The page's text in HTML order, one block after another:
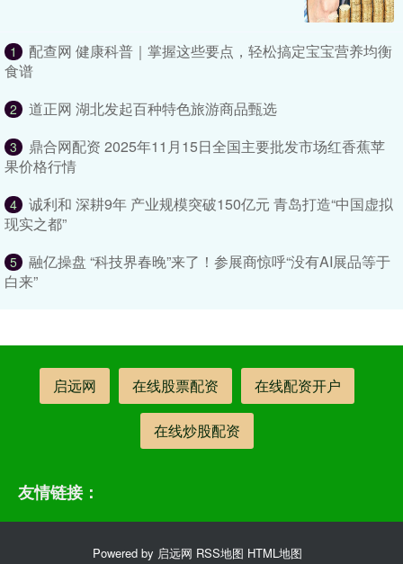
1
配查网 健康科普｜掌握这些要点，轻松搞定宝宝营养均衡
食谱
2 道正网 湖北发起百种特色旅游商品甄选
3
鼎合网配资 2025年11月15日全国主要批发市场红香蕉苹
果价格行情
4
诚利和 深耕9年 产业规模突破150亿元 青岛打造“中国虚拟
现实之都”
5
融亿操盘 “科技界春晚”来了！参展商惊呼“没有AI展品等于
白来”
启远网 在线股票配资 在线配资开户
在线炒股配资
友情链接：
Powered by 启远网 RSS地图 HTML地图